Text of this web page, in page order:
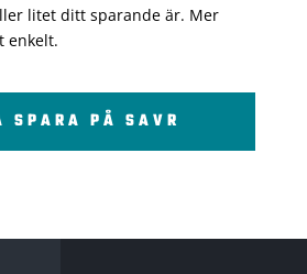
litet ditt sparande är. Mer
enkelt.
SPARA PÅ SAVR